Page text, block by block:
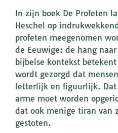
In zijn boek De Profeten
Heschel op
profeten meegenomen
de Eeuwige: de hang
bijbelse kontekst
wordt gezorgd dat
letterlijk en figuurlijk.
arme moet worden
dat ook menige tiran van
gestoten.